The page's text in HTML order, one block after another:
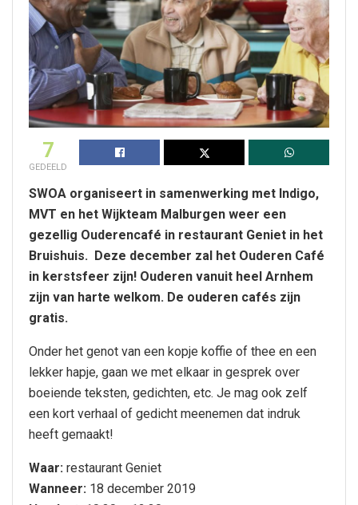
7
GEDEELD
SWOA organiseert in samenwerking met Indigo,
MVT en het Wijkteam Malburgen weer een
gezellig Ouderencafé in restaurant Geniet in het
Bruishuis. Deze december zal het Ouderen Café
in kerstsfeer zijn! Ouderen vanuit heel Arnhem
zijn van harte welkom. De ouderen cafés zijn
gratis.
Onder het genot van een kopje koffie of thee en een
lekker hapje, gaan we met elkaar in gesprek over
boeiende teksten, gedichten, etc. Je mag ook zelf
een kort verhaal of gedicht meenemen dat indruk
heeft gemaakt!
Waar: restaurant Geniet
Wanneer: 18 december 2019